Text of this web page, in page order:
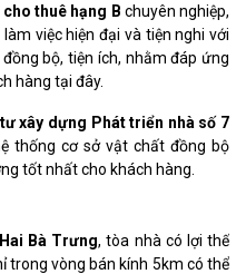
thuê hạng B chuyên nghiệp,
việc hiện đại và tiện nghi với
bộ, tiện ích, nhằm đáp ứng
hàng tại đây.
xây dựng Phát triển nhà số 7
thống cơ sở vật chất đồng bộ
tốt nhất cho khách hàng.
Bà Trưng, tòa nhà có lợi thế
trong vòng bán kính 5km có thể